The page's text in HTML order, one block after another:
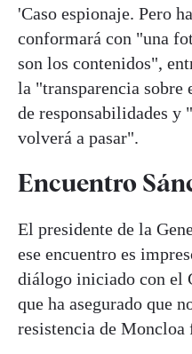
'Caso espionaje. Pero
conformará con "una
son los contenidos",
la "transparencia sobre
de responsabilidades y
volverá a pasar".
Encuentro
El presidente de la
ese encuentro es
diálogo iniciado con el
que ha asegurado que
resistencia de Moncloa